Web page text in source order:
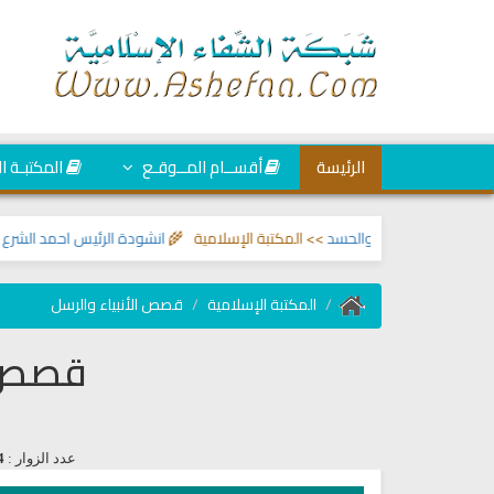
الرئيسة أقســام المــوقـع المكتبـة
انشودة الرئيس احمد الشرع>> والعين والحسد>> المكتبة الإسلامية 🌾
المكتبة الإسلامية قصص الأنبياء والرسل
قصص
عدد الزوار :